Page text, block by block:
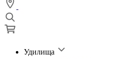
Удилища